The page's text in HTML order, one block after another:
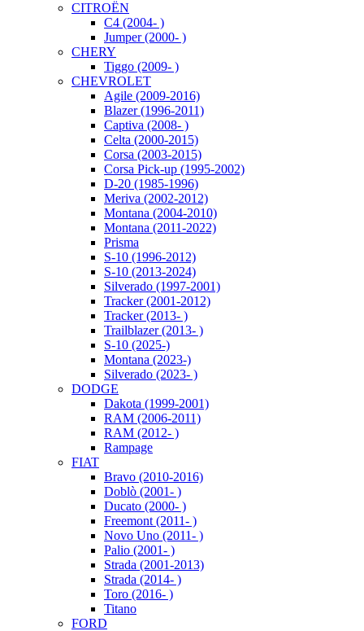
CITROËN
C4 (2004- )
Jumper (2000- )
CHERY
Tiggo (2009- )
CHEVROLET
Agile (2009-2016)
Blazer (1996-2011)
Captiva (2008- )
Celta (2000-2015)
Corsa (2003-2015)
Corsa Pick-up (1995-2002)
D-20 (1985-1996)
Meriva (2002-2012)
Montana (2004-2010)
Montana (2011-2022)
Prisma
S-10 (1996-2012)
S-10 (2013-2024)
Silverado (1997-2001)
Tracker (2001-2012)
Tracker (2013- )
Trailblazer (2013- )
S-10 (2025-)
Montana (2023-)
Silverado (2023- )
DODGE
Dakota (1999-2001)
RAM (2006-2011)
RAM (2012- )
Rampage
FIAT
Bravo (2010-2016)
Doblò (2001- )
Ducato (2000- )
Freemont (2011- )
Novo Uno (2011- )
Palio (2001- )
Strada (2001-2013)
Strada (2014- )
Toro (2016- )
Titano
FORD